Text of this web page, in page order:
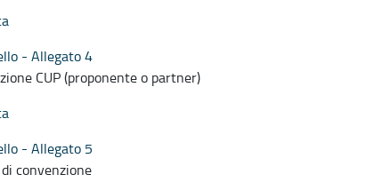
- Allegato 4
CUP (proponente o partner)
- Allegato 5
convenzione